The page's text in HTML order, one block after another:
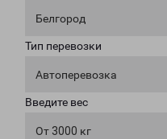
Белгород
Тип перевозки
Автоперевозка
Введите вес
От 3000 кг